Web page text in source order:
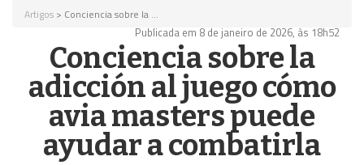
Artigos > Conciencia sobre la ...
Publicada em 8 de janeiro de 2026, às 18h52
Conciencia sobre la
adicción al juego cómo
avia masters puede
ayudar a combatirla